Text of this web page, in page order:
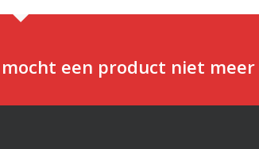
een product niet